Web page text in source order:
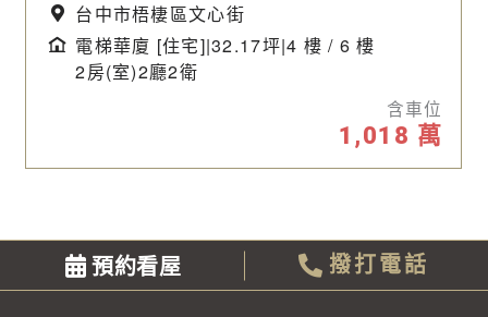
台中市梧棲區文心街
電梯華廈 [住宅]|32.17坪|4 樓 / 6 樓
2房(室)2廳2衛
含車位
1,018 萬
預約看屋 撥打電話